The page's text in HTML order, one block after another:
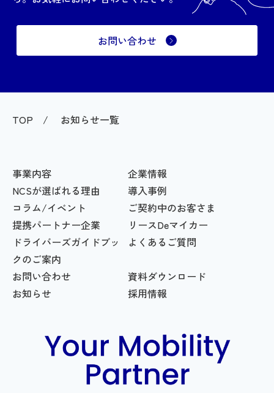
お問い合わせ
TOP お知らせ一覧
事業内容
企業情報
NCSが選ばれる理由
導入事例
コラム/イベント
ご契約中のお客さま
提携パートナー企業
リースDeマイカー
ドライバーズガイドブッ
クのご案内
よくあるご質問
お問い合わせ
資料ダウンロード
お知らせ
採用情報